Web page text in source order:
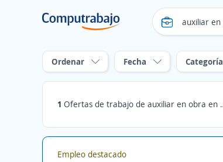
Ordenar Fecha Categoría
1 Ofertas de trabajo de auxiliar en obra en acacias
Empleo destacado